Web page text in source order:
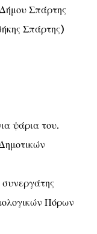
Σπάρτης
Σπάρτης)
ψάρια του.
Πόρων